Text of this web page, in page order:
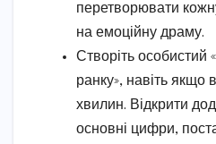
перетворювати
на емоційну драму.
Створіть особистий
ранку», навіть якщо
хвилин. Відкрити
основні цифри,